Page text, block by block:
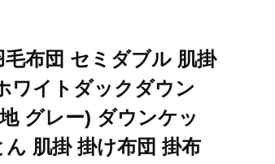
ふとん 羽毛ふとん 肌掛 掛け布団 掛布
毛布団 セミダブル 肌掛
ワイトダックダウン
グレー) ダウンケッ
ん 肌掛 掛け布団 掛布